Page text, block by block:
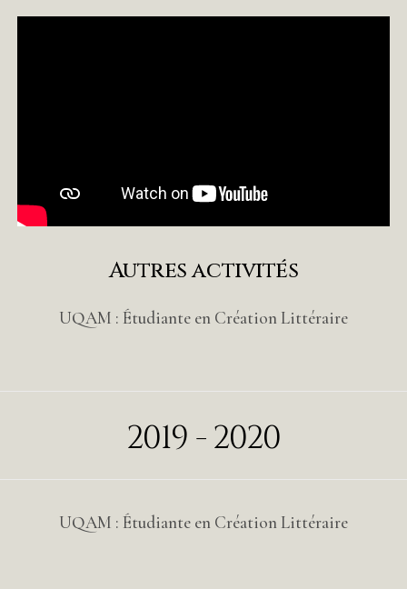
Autres activités
UQAM : Étudiante en Création Littéraire
2019 - 2020
UQAM : Étudiante en Création Littéraire